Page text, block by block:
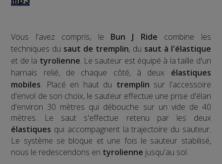
Vous l'avez compris, le Bun J Ride combine les
techniques du saut de tremplin, du saut à l'élastique
et de la tyrolienne. Le sauteur est équipé à la taille d'un
harnais relié, de chaque côté, à deux élastiques
mobiles. Placé en haut du tremplin sur l'accessoire
d'envol de son choix, le sauteur effectue une prise d'élan
d'environ 30 mètres qui débouche sur un vide de 40
mètres. Le saut s'effectue retenu par les deux
élastiques qui accompagnent la trajectoire du sauteur.
Le système se bloque et une fois le sauteur stabilisé,
nous le redescendons en tyrolienne jusqu'au sol.